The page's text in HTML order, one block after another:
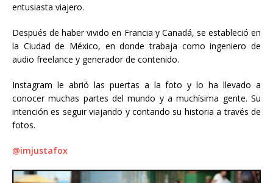
entusiasta viajero.
Después de haber vivido en Francia y Canadá, se estableció en
la Ciudad de México, en donde trabaja como ingeniero de
audio freelance y generador de contenido.
Instagram le abrió las puertas a la foto y lo ha llevado a
conocer muchas partes del mundo y a muchísima gente. Su
intención es seguir viajando y contando su historia a través de
fotos.
@imjustafox